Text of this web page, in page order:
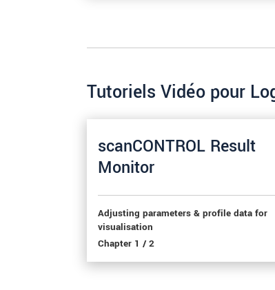
Tutoriels Vidéo pour
scanCONTROL Result
Monitor
Adjusting parameters & profile data for
visualisation
Chapter 1 / 2